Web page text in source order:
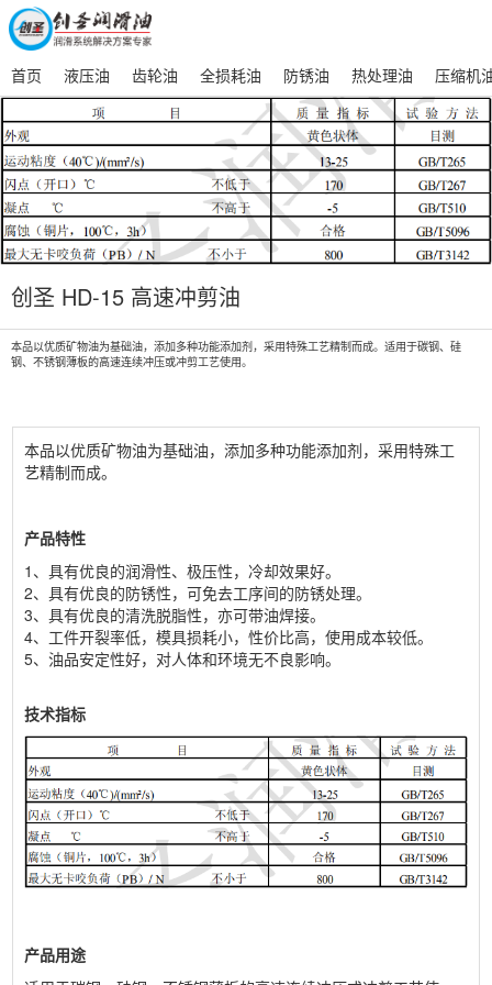
首页 液压油 齿轮油 全损耗油 防锈油 热处理油 压缩机
创圣 HD-15 高速冲剪油
本品以优质矿物油为基础油，添加多种功能添加剂，采用特殊工艺精制而成。 适用于碳钢、硅
钢、不锈钢薄板的高速连续冲压或冲剪工艺使用。
本品以优质矿物油为基础油，添加多种功能添加剂，采用特殊工
艺精制而成。
产品特性
1、具有优良的润滑性、极压性，冷却效果好。
2、具有优良的防锈性，可免去工序间的防锈处理。
3、具有优良的清洗脱脂性，亦可带油焊接。
4、工件开裂率低，模具损耗小，性价比高，使用成本较低。
5、油品安定性好，对人体和环境无不良影响。
技术指标
产品用途